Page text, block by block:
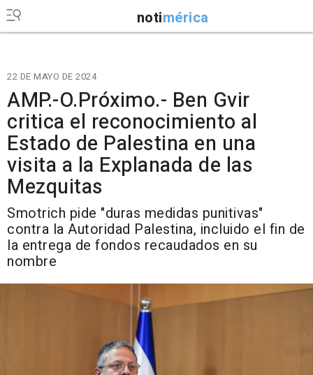
notimérica
22 DE MAYO DE 2024
AMP.-O.Próximo.- Ben Gvir
critica el reconocimiento al
Estado de Palestina en una
visita a la Explanada de las
Mezquitas
Smotrich pide "duras medidas punitivas"
contra la Autoridad Palestina, incluido el fin de
la entrega de fondos recaudados en su
nombre